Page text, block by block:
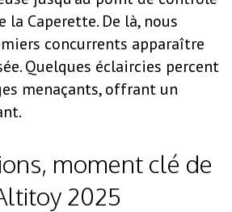
la Caperette. De là, nous
concurrents apparaître
Quelques éclaircies percent
menaçants, offrant un
moment clé de
2025